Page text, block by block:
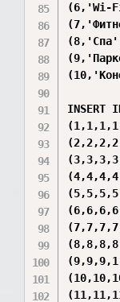
(6,'Wi-
INSERT